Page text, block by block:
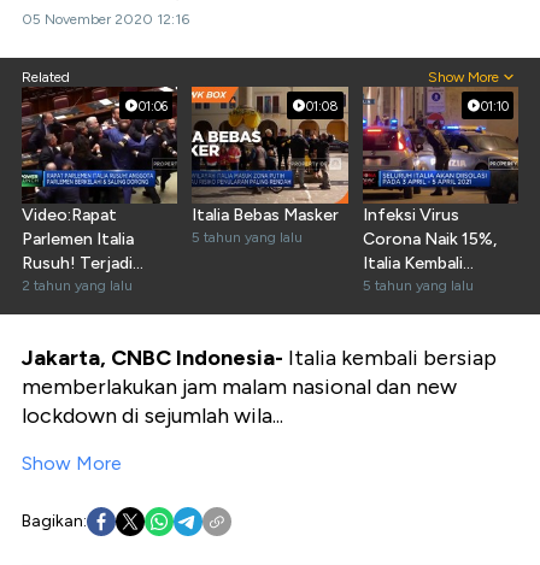
05 November 2020 12:16
Related Show More
01:06
Video:Rapat
Parlemen Italia
Rusuh! Terjadi
Perkelahian & Saling
Dorong
2 tahun yang lalu
01:08
Italia Bebas Masker
5 tahun yang lalu
01:10
Infeksi Virus
Corona Naik 15%,
Italia Kembali
Lockdown Ketat
5 tahun yang lalu
Jakarta, CNBC Indonesia- Italia kembali bersiap
memberlakukan jam malam nasional dan new
lockdown di sejumlah wila...
Show More
Bagikan: